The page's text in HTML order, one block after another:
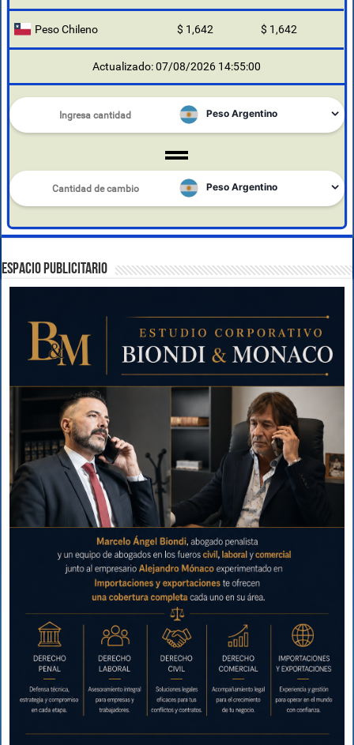
Peso Chileno $ 1,642 $ 1,642
Actualizado: 07/08/2026 14:55:00
ESPACIO PUBLICITARIO